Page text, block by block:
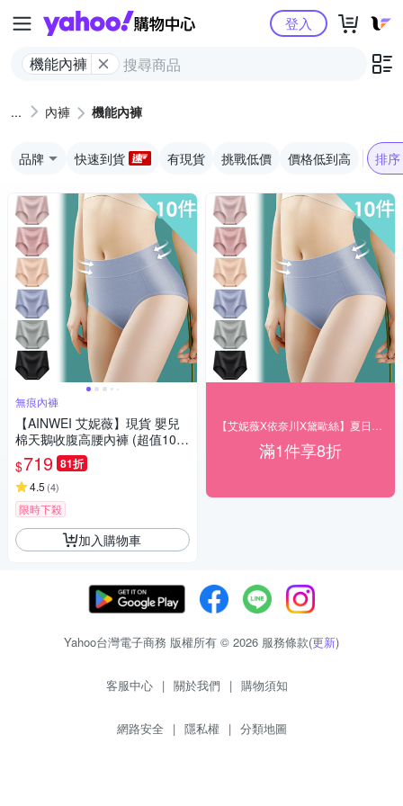
Yahoo購物中心
機能內褲
登入
內褲 機能內褲
品牌 快速到貨 有現貨 挑戰低價 價格低到高 排序
無痕內褲
【AINWEI 艾妮薇】現貨 嬰兒
棉天鵝收腹高腰內褲 (超值10件
組-顏色隨機)
$719 81折
4.5 (4)
限時下殺
加入購物車
滿1件享8折
Yahoo台灣電子商務 版權所有 © 2026 服務條款(更新)
客服中心 | 關於我們 | 購物須知
網路安全 | 隱私權 | 分類地圖